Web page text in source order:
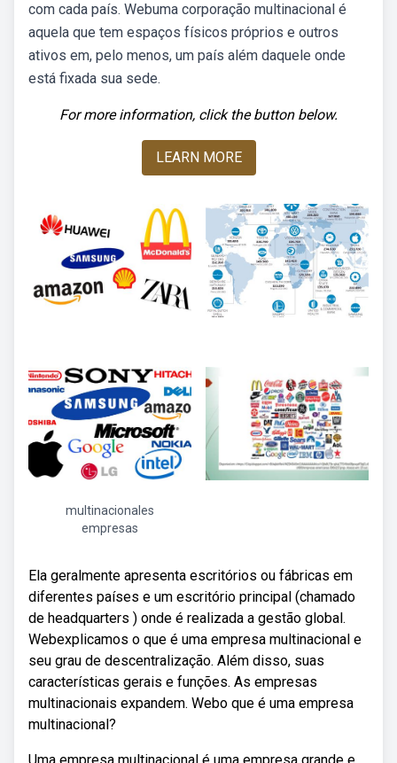
com cada país. Webuma corporação multinacional é
aquela que tem espaços físicos próprios e outros
ativos em, pelo menos, um país além daquele onde
está fixada sua sede.
For more information, click the button below.
LEARN MORE
multinacionales
empresas
Ela geralmente apresenta escritórios ou fábricas em
diferentes países e um escritório principal (chamado
de headquarters ) onde é realizada a gestão global.
Webexplicamos o que é uma empresa multinacional e
seu grau de descentralização. Além disso, suas
características gerais e funções. As empresas
multinacionais expandem. Webo que é uma empresa
multinacional?